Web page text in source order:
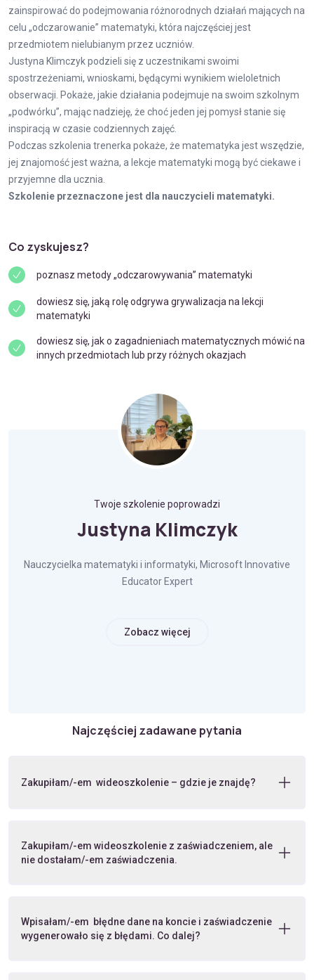
zainspirować do podejmowania różnorodnych działań mających na
celu „odczarowanie” matematyki, która najczęściej jest
przedmiotem nielubianym przez uczniów.
Justyna Klimczyk podzieli się z uczestnikami swoimi
spostrzeżeniami, wnioskami, będącymi wynikiem wieloletnich
obserwacji. Pokaże, jakie działania podejmuje na swoim szkolnym
„podwórku”, mając nadzieję, że choć jeden jej pomysł stanie się
inspiracją w czasie codziennych zajęć.
Podczas szkolenia trenerka pokaże, że matematyka jest wszędzie,
jej znajomość jest ważna, a lekcje matematyki mogą być ciekawe i
przyjemne dla ucznia.
Szkolenie przeznaczone jest dla nauczycieli matematyki.
Co zyskujesz?
poznasz metody „odczarowywania” matematyki
dowiesz się, jaką rolę odgrywa grywalizacja na lekcji
matematyki
dowiesz się, jak o zagadnieniach matematycznych mówić na
innych przedmiotach lub przy różnych okazjach
Twoje szkolenie poprowadzi
Justyna Klimczyk
Nauczycielka matematyki i informatyki, Microsoft Innovative
Educator Expert
Zobacz więcej
Najczęściej zadawane pytania
Zakupiłam/-em wideoszkolenie – gdzie je znajdę?
Zakupiłam/-em wideoszkolenie z zaświadczeniem, ale
nie dostałam/-em zaświadczenia.
Wpisałam/-em błędne dane na koncie i zaświadczenie
wygenerowało się z błędami. Co dalej?